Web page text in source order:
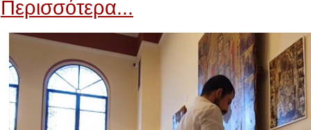
Περισσότερα...